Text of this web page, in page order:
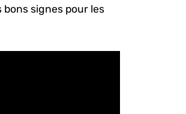
bons signes pour les